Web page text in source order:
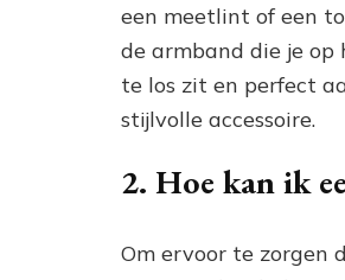
een meetlint of een
de armband die je
te los zit en perfect
stijlvolle accessoire.
2. Hoe kan ik
Om ervoor te zorgen